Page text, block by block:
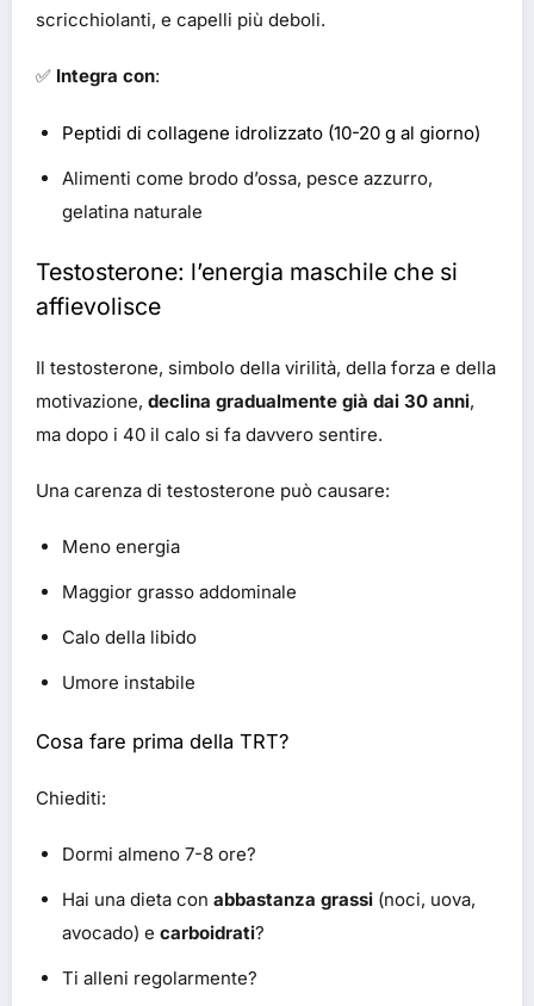
scricchiolanti, e capelli più deboli.
✅ Integra con:
Peptidi di collagene idrolizzato (10-20 g al giorno)
Alimenti come brodo d’ossa, pesce azzurro,
gelatina naturale
Testosterone: l’energia maschile che si
affievolisce
Il testosterone, simbolo della virilità, della forza e della
motivazione, declina gradualmente già dai 30 anni,
ma dopo i 40 il calo si fa davvero sentire.
Una carenza di testosterone può causare:
Meno energia
Maggior grasso addominale
Calo della libido
Umore instabile
Cosa fare prima della TRT?
Chiediti:
Dormi almeno 7-8 ore?
Hai una dieta con abbastanza grassi (noci, uova,
avocado) e carboidrati?
Ti alleni regolarmente?